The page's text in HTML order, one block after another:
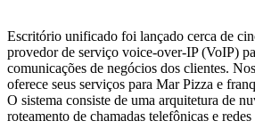
Escritório unificado foi lançado cerca de
provedor de serviço voice-over-IP (VoIP)
comunicações de negócios dos clientes.
oferece seus serviços para Mar Pizza e
O sistema consiste de uma arquitetura de
roteamento de chamadas telefônicas e